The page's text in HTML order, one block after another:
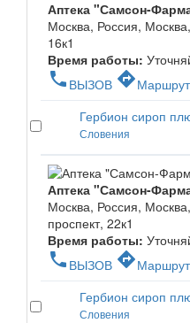
Аптека "Самсон-
Москва, Россия,
16к1
Время работы:
phone ВЫЗОВ directionsМаршрут
Гербион сироп
Словения
Аптека "Самсон-
Москва, Россия,
проспект, 22к1
Время работы:
phone ВЫЗОВ directionsМаршрут
Гербион сироп
Словения